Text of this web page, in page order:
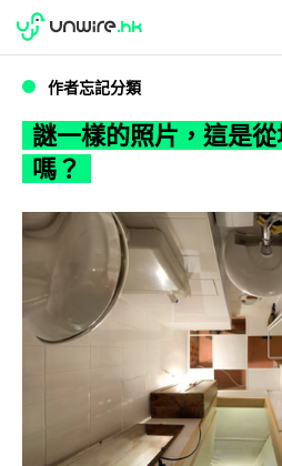
謎一樣的照片，這是
WWDC 2026
作者忘記分類
謎一樣的照片，這是
嗎？